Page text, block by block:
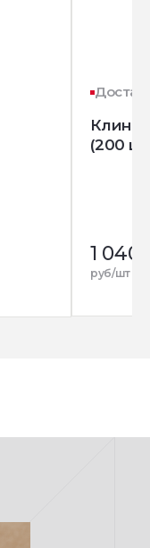
Клин
(200
1 040
руб/шт